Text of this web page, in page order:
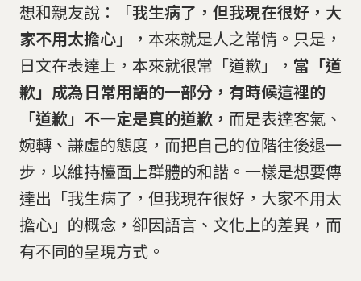
想和親友說：「我生病了，但我現在很好，大
家不用太擔心」，本來就是人之常情。只是，
日文在表達上，本來就很常「道歉」， 當「道
歉」成為日常用語的一部分，有時候這裡的
「道歉」不一定是真的道歉， 而是表達客氣、
婉轉、謙虛的態度，而把自己的位階往後退一
步，以維持檯面上群體的和諧。一樣是想要傳
達出「我生病了，但我現在很好，大家不用太
擔心」的概念，卻因語言、文化上的差異，而
有不同的呈現方式。